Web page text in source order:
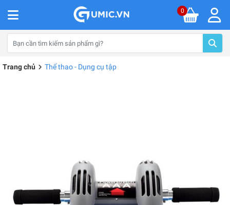
0
Trang chủ Thể thao - Dụng cụ tập